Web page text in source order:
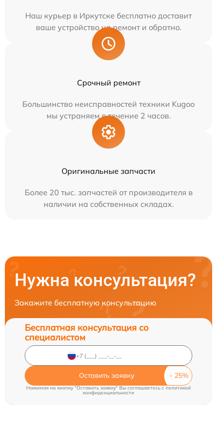
Наш курьер в Иркутске бесплатно доставит
ваше устройство на ремонт и обратно.
Срочный ремонт
Большинство неисправностей техники Kugoo
мы устраняем в течение 2 часов.
Оригинальные запчасти
Более 20 тыс. запчастей от производителя в
наличии на собственных складах.
Нужна консультация?
Закажите бесплатную консультацию
Бесплатная консультация со
специалистом
Оставить заявку
Нажимая на кнопку "Оставить заявку" Вы соглашаетесь c политикой
конфиденциальности